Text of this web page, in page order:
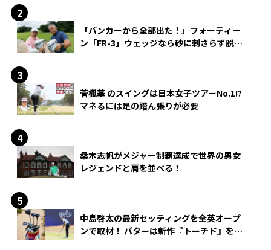
「バンカーから全部出た！」フォーティー
ン「FR-3」ウェッジなら砂に刺さらず脱出
菅楓華 のスイングは日本女子ツアーNo.1!?
マネるには足の踏ん張りが必要
桑木志帆がメジャー制覇達成で世界の男女
レジェンドと肩を並べる！
中島啓太の最新セッティングを全英オープ
ンで取材！ パターは新作『トーチド』を投